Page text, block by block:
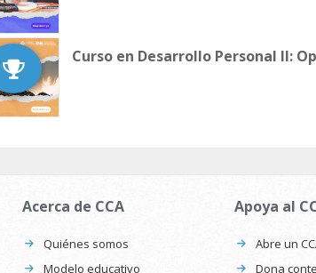
Curso en Desarrollo Personal II:
Acerca de CCA
Quiénes somos
Modelo educativo
Apoya al
Abre un
Dona